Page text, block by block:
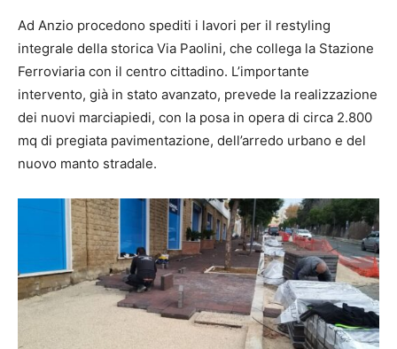
Ad Anzio procedono spediti i lavori per il restyling
integrale della storica Via Paolini, che collega la Stazione
Ferroviaria con il centro cittadino. L’importante
intervento, già in stato avanzato, prevede la realizzazione
dei nuovi marciapiedi, con la posa in opera di circa 2.800
mq di pregiata pavimentazione, dell’arredo urbano e del
nuovo manto stradale.